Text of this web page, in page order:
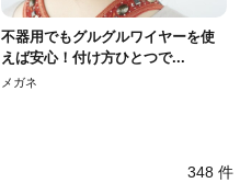
不器用でもグルグルワイヤーを使
えば安心！付け方ひとつで...
メガネ
348 件